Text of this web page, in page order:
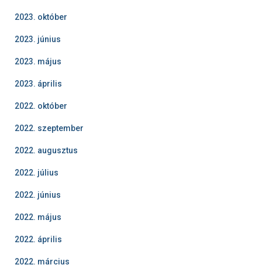
2023. október
2023. június
2023. május
2023. április
2022. október
2022. szeptember
2022. augusztus
2022. július
2022. június
2022. május
2022. április
2022. március